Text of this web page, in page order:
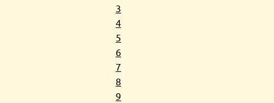
3
4
5
6
7
8
9